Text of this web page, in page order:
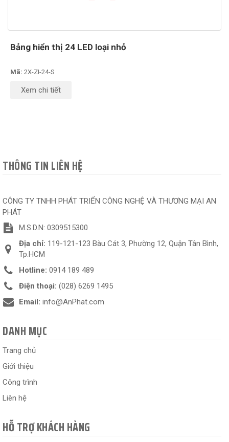
Bảng hiển thị 24 LED loại nhỏ
Mã: 2X-ZI-24-S
Xem chi tiết
THÔNG TIN LIÊN HỆ
CÔNG TY TNHH PHÁT TRIỂN CÔNG NGHỆ VÀ THƯƠNG MẠI AN
PHÁT
M.S.D.N: 0309515300
Địa chỉ: 119-121-123 Bàu Cát 3, Phường 12, Quận Tân Bình,
Tp.HCM
Hotline: 0914 189 489
Điện thoại: (028) 6269 1495
Email: info@AnPhat.com
DANH MỤC
Trang chủ
Giới thiệu
Công trình
Liên hệ
HỖ TRỢ KHÁCH HÀNG